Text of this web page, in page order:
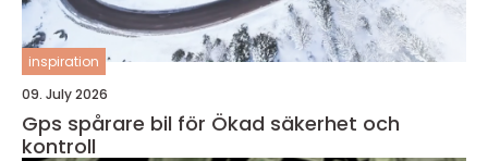
inspiration
09. July 2026
Gps spårare bil för Ökad säkerhet och
kontroll